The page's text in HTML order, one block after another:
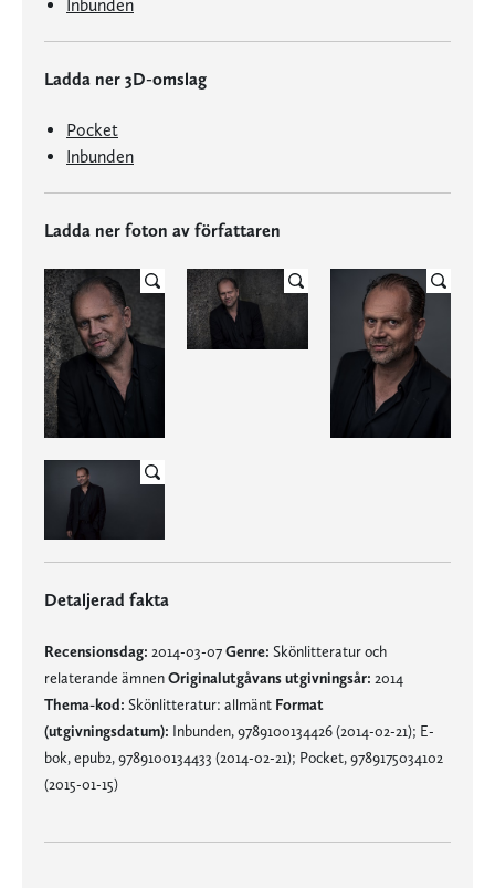
Inbunden
Ladda ner 3D-omslag
Pocket
Inbunden
Ladda ner foton av författaren
Detaljerad fakta
Recensionsdag: 2014-03-07Genre: Skönlitteratur och
relaterande ämnenOriginalutgåvans utgivningsår: 2014
Thema-kod: Skönlitteratur: allmänt Format
(utgivningsdatum): Inbunden, 9789100134426 (2014-02-21); E-
bok, epub2, 9789100134433 (2014-02-21); Pocket, 9789175034102
(2015-01-15)